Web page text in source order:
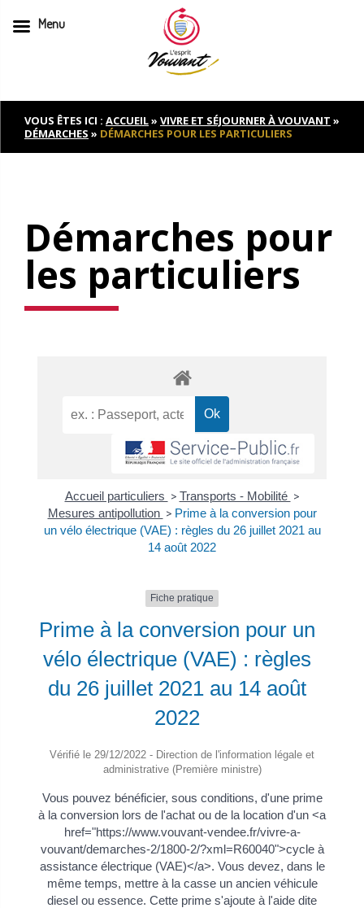
to
contentVOUS ÊTES ICI : ACCUEIL» VIVRE ET SÉJOURNER À VOUVANT »
DÉMARCHES » DÉMARCHES POUR LES PARTICULIERS
Démarches pour
les particuliers
Accueil particuliers > Transports - Mobilité >
Mesures antipollution > Prime à la conversion pour
un vélo électrique (VAE) : règles du 26 juillet 2021 au
14 août 2022
Fiche pratique
Prime à la conversion pour un
vélo électrique (VAE) : règles
du 26 juillet 2021 au 14 août
2022
Vérifié le 29/12/2022 - Direction de l'information légale et
administrative (Première ministre)
Vous pouvez bénéficier, sous conditions, d'une prime
à la conversion lors de l'achat ou de la location d'un <a
href="https://www.vouvant-vendee.fr/vivre-a-
vouvant/demarches-2/1800-2/?xml=R60040">cycle à
assistance électrique (VAE)</a>. Vous devez, dans le
même temps, mettre à la casse un ancien véhicule
diesel ou essence. Cette prime s'ajoute à l'aide dite
Menu